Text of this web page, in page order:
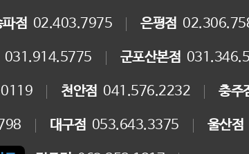
점 02.403.7975 은평점
031.914.5775 군포산본점
천안점 041.576.2232 충주
대구점 053.643.3375 울산점